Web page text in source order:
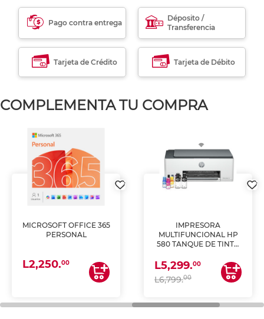
Pago contra entrega
Déposito /
Transferencia
Tarjeta de Crédito Tarjeta de Débito
COMPLEMENTA TU COMPRA
MICROSOFT OFFICE 365
PERSONAL
L2,250.00
IMPRESORA
MULTIFUNCIONAL HP
580 TANQUE DE TINTA
ESCANEA)
L5,299.00
L6,799.00